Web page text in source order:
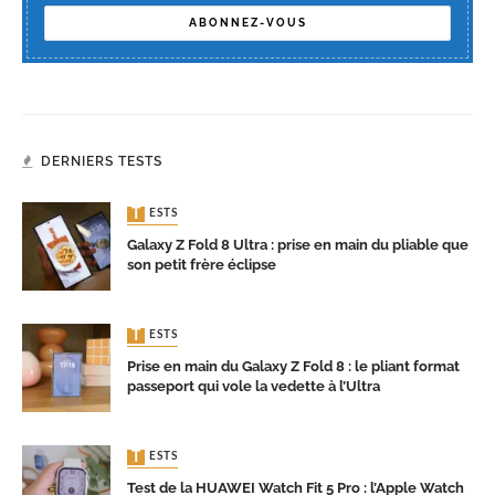
DERNIERS TESTS
TESTS
Galaxy Z Fold 8 Ultra : prise en main du pliable que
son petit frère éclipse
TESTS
Prise en main du Galaxy Z Fold 8 : le pliant format
passeport qui vole la vedette à l’Ultra
TESTS
Test de la HUAWEI Watch Fit 5 Pro : l’Apple Watch